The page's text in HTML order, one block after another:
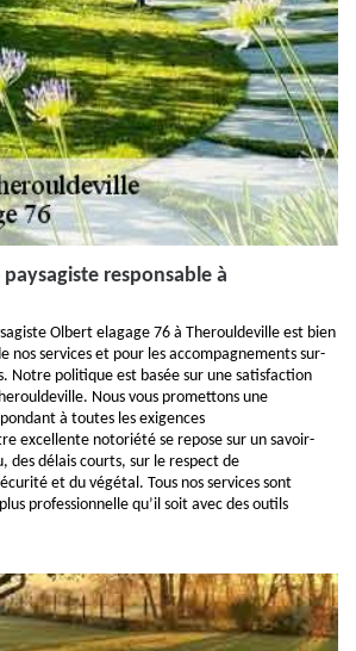
responsable à
Olbert elagage 76 à Therouldeville est bien
nos services et pour les accompagnements sur-
Notre politique est basée sur une satisfaction
Nous vous promettons une
à toutes les exigences
excellente notoriété se repose sur un savoir-
des délais courts, sur le respect de
et du végétal. Tous nos services sont
professionnelle qu’il soit avec des outils